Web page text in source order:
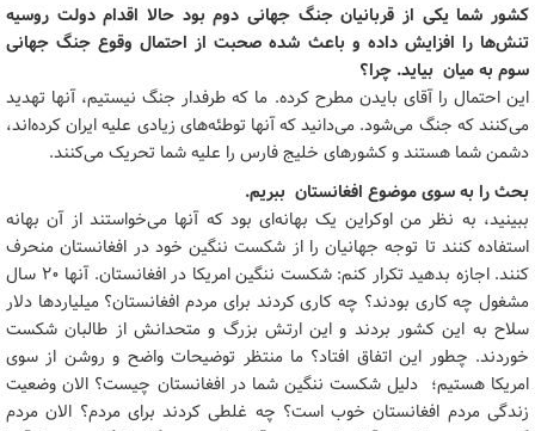
کشور شما یکی از قربانیان جنگ جهانی دوم بود حالا اقدام دولت روسیه
تنش‌ها را افزایش داده و باعث شده صحبت از احتمال وقوع جنگ جهانی
سوم به میان بیاید. چرا؟
این احتمال را آقای بایدن مطرح کرده. ما که طرفدار جنگ نیستیم، آنها تهدید
می‌کنند که جنگ می‌شود. می‌دانید که آنها توطئه‌های زیادی علیه ایران کرده‌اند،
دشمن شما هستند و کشورهای خلیج فارس را علیه شما تحریک می‌کنند.
بحث را به سوی موضوع افغانستان ببریم.
ببینید، به نظر من اوکراین یک بهانه‌ای بود که آنها می‌خواستند از آن بهانه
استفاده کنند تا توجه جهانیان را از شکست ننگین خود در افغانستان منحرف
کنند. اجازه بدهید تکرار کنم: شکست ننگین امریکا در افغانستان. آنها 20 سال
مشغول چه کاری بودند؟ چه کاری کردند برای مردم افغانستان؟ میلیاردها دلار
سلاح به این کشور بردند و این ارتش بزرگ و متحدانش از طالبان شکست
خوردند. چطور این اتفاق افتاد؟ ما منتظر توضیحات واضح و روشن از سوی
امریکا هستیم؛ دلیل شکست ننگین شما در افغانستان چیست؟ الان وضعیت
زندگی مردم افغانستان خوب است؟ چه غلطی کردند برای مردم؟ الان مردم